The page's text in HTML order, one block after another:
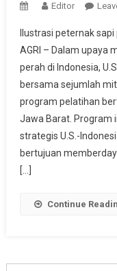
Editor
Ilustrasi peternak sapi
AGRI – Dalam upaya
perah di Indonesia,
bersama sejumlah
program pelatihan
Jawa Barat. Program
strategis U.S.-
bertujuan
[…]
Continue